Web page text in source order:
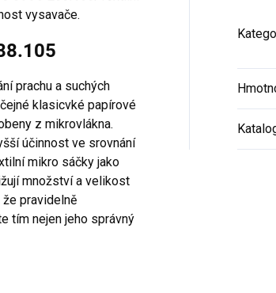
vysavače.
prachu a suchých
klasicvké papírové
z mikrovlákna.
účinnost ve srovnání
mikro sáčky jako
množství a velikost
pravidelně
tím nejen jeho správný